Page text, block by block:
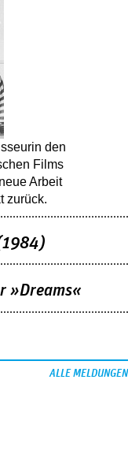
den
Films
Arbeit
zurück.
»Dreams«
ALLE MELDUNGEN